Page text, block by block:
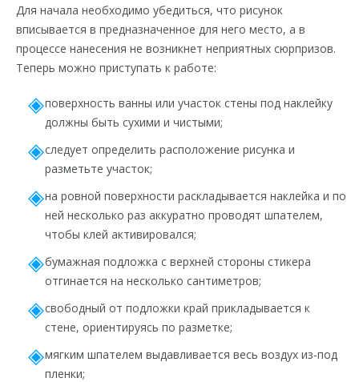
Для начала необходимо убедиться, что рисунок
вписывается в предназначенное для него место, а в
процессе нанесения не возникнет неприятных сюрпризов.
Теперь можно приступать к работе:
поверхность ванны или участок стены под наклейку
должны быть сухими и чистыми;
следует определить расположение рисунка и
разметьте участок;
на ровной поверхности раскладывается наклейка и по
ней несколько раз аккуратно проводят шпателем,
чтобы клей активировался;
бумажная подложка с верхней стороны стикера
отгинается на несколько сантиметров;
свободный от подложки край прикладывается к
стене, ориентируясь по разметке;
мягким шпателем выдавливается весь воздух из-под
пленки;